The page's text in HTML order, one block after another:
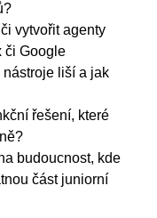
vytvořit agenty
či Google
nástroje liší a jak
řešení, které
budoucnost, kde
část juniorní